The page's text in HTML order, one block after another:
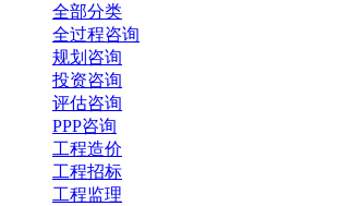
全部分类
全过程咨询
规划咨询
投资咨询
评估咨询
PPP咨询
工程造价
工程招标
工程监理